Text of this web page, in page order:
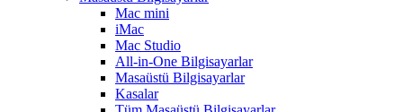
Mac mini
iMac
Mac Studio
All-in-One Bilgisayarlar
Masaüstü Bilgisayarlar
Kasalar